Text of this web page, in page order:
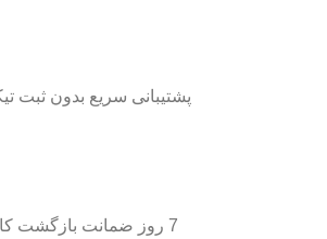
پشتیبانی سریع بدون ثبت
7 روز ضمانت بازگشت کالا